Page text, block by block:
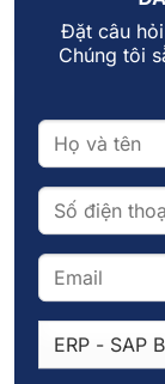
cuộc cách
Th9
Đặt câu
Chúng tôi